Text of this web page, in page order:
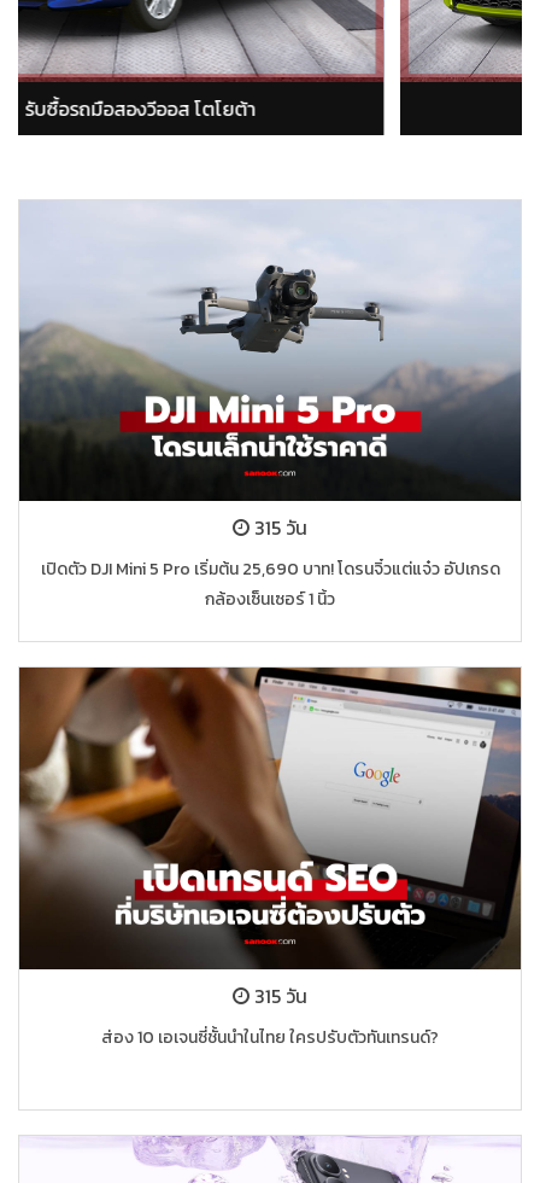
รับซื้อรถมือสองอัลติส โตโยต้า
315 วัน
เปิดตัว DJI Mini 5 Pro เริ่มต้น 25,690 บาท! โดรนจิ๋วแต่แจ๋ว อัปเกรด
กล้องเซ็นเซอร์ 1 นิ้ว
315 วัน
ส่อง 10 เอเจนซี่ชั้นนำในไทย ใครปรับตัวทันเทรนด์?